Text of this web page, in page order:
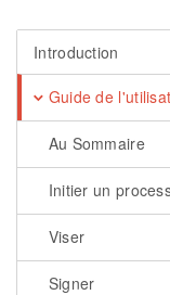
Introduction
Guide de
Au Sommaire
Initier un
Viser
Signer